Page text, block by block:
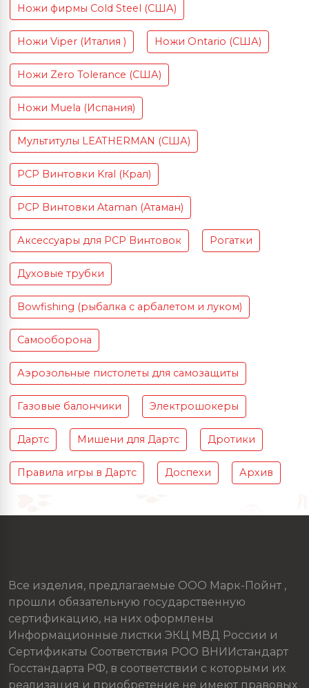
Ножи фирмы Cold Steel (США)
Ножи Viper (Италия ) Ножи Ontario (США)
Ножи Zero Tolerance (США)
Ножи Muela (Испания)
Мультитулы LEATHERMAN (США)
PCP Винтовки Kral (Крал)
PCP Винтовки Ataman (Атаман)
Аксессуары для PCP Винтовок Рогатки
Духовые трубки
Bowfishing (рыбалка с арбалетом и луком)
Самооборона
Аэрозольные пистолеты для самозащиты
Газовые балончики Электрошокеры
Дартс Мишени для Дартс Дротики
Правила игры в Дартс Доспехи Архив
Все изделия, предлагаемые ООО Марк-Пойнт ,
прошли обязательную государственную
сертификацию, на них оформлены
Информационные листки ЭКЦ МВД России и
Сертификаты Соответствия РОО ВНИИстандарт
Госстандарта РФ, в соответствии с которыми их
реализация и приобретение не имеют правовых